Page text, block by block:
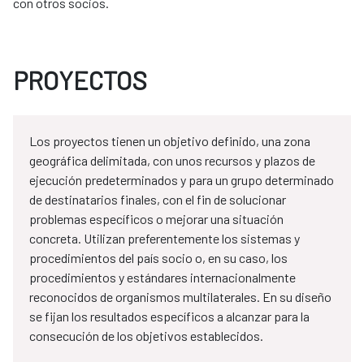
PROYECTOS
Los proyectos tienen un objetivo definido, una zona
geográfica delimitada, con unos recursos y plazos de
ejecución predeterminados y para un grupo determinado
de destinatarios finales, con el fin de solucionar
problemas específicos o mejorar una situación
concreta. Utilizan preferentemente los sistemas y
procedimientos del país socio o, en su caso, los
procedimientos y estándares internacionalmente
reconocidos de organismos multilaterales. En su diseño
se fijan los resultados específicos a alcanzar para la
consecución de los objetivos establecidos.